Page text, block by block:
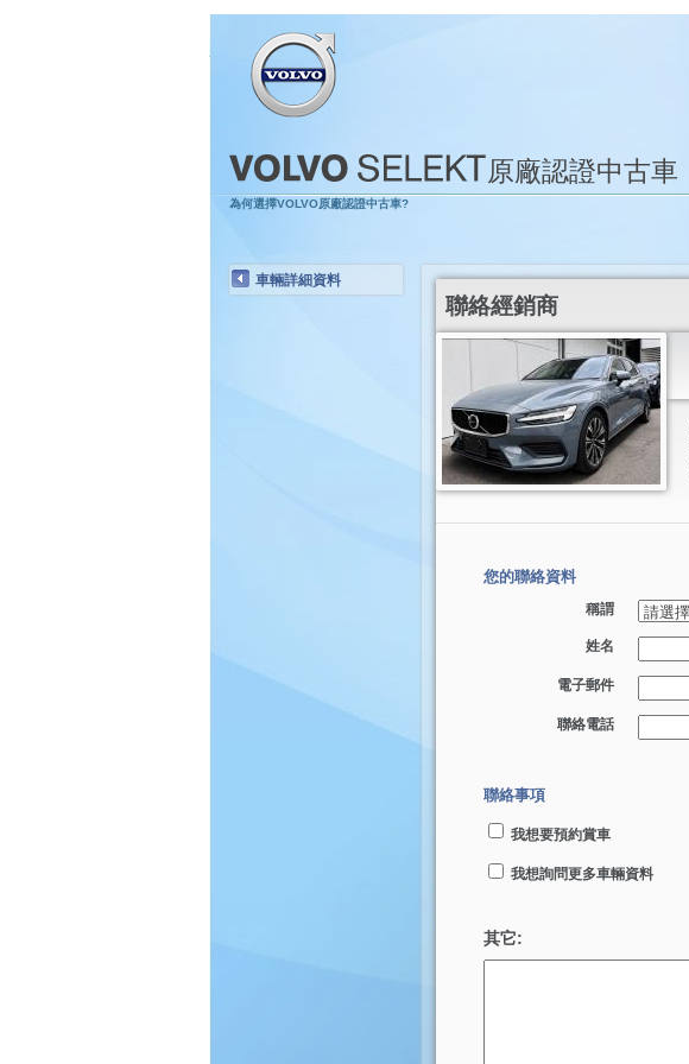
原廠認證中古車
為何選擇VOLVO原廠認證中古車?
車輛詳細資料
聯絡經銷商
您的聯絡資料
稱謂
姓名
電子郵件
聯絡電話
聯絡事項
我想要預約賞車
我想詢問更多車輛資料
其它: